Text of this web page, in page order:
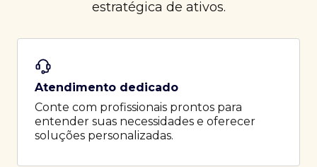
estratégica de ativos.
Atendimento dedicado
Conte com profissionais prontos para
entender suas necessidades e oferecer
soluções personalizadas.